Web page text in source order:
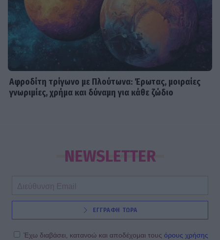
Αφροδίτη τρίγωνο με Πλούτωνα: Έρωτας, μοιραίες
γνωριμίες, χρήμα και δύναμη για κάθε ζώδιο
NEWSLETTER
ΕΓΓΡΑΦΗ ΤΩΡΑ
Έχω διαβάσει, κατανοώ και αποδέχομαι τους όρους χρήσης